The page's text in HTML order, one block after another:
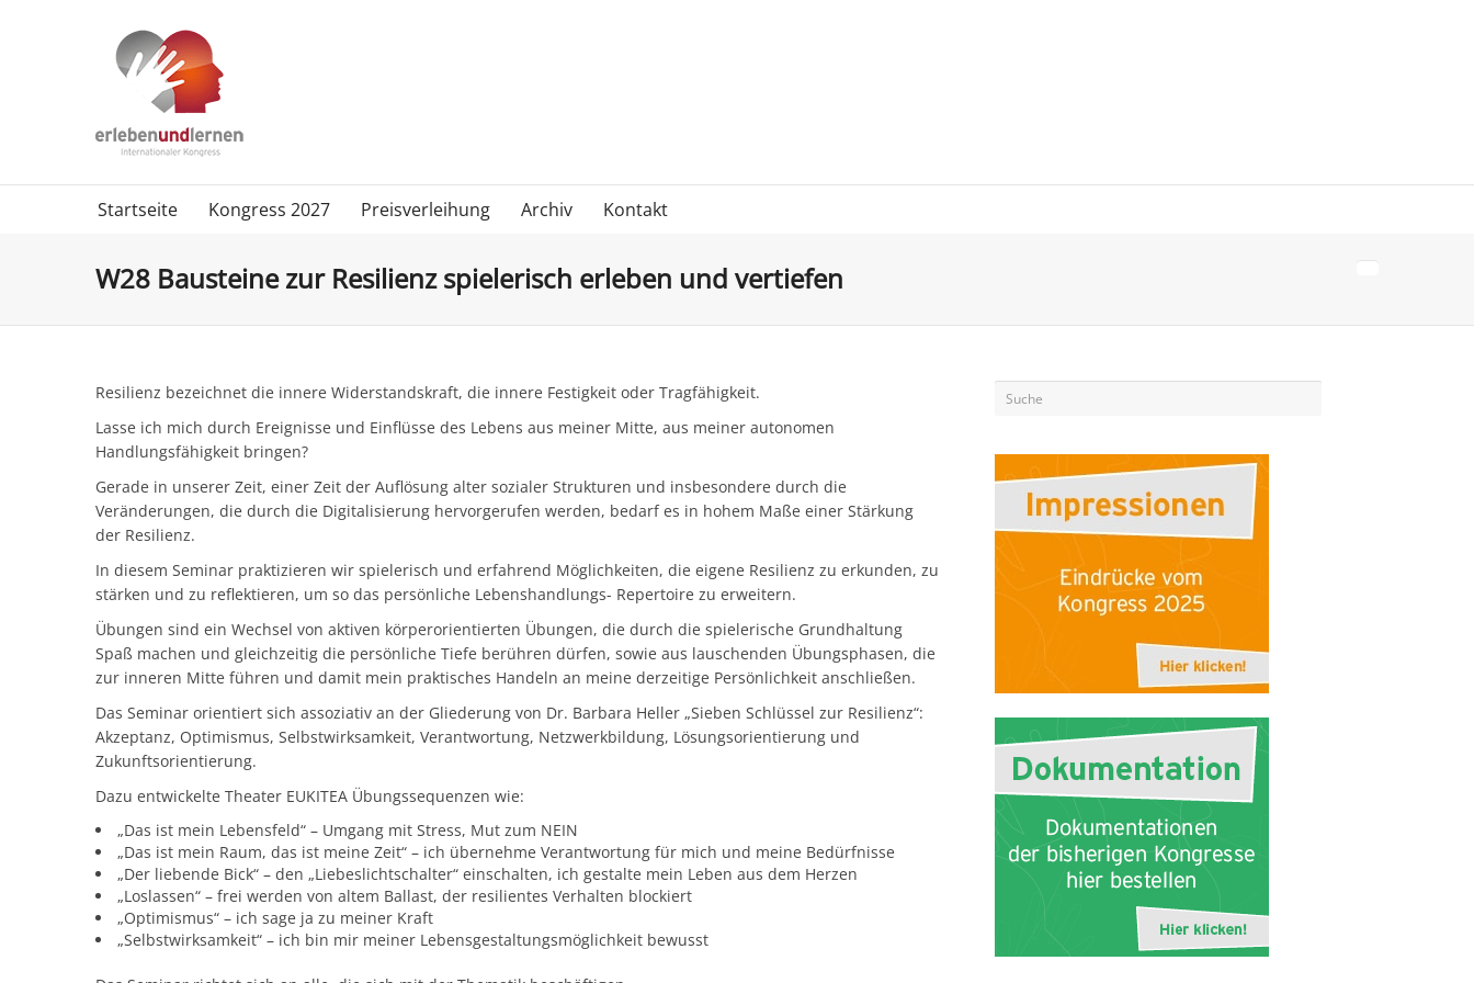
Startseite Kongress 2027 Preisverleihung Archiv Kontakt
W28 Bausteine zur Resilienz spielerisch erleben und vertiefen
Resilienz bezeichnet die innere Widerstandskraft, die innere Festigkeit oder Tragfähigkeit.
Lasse ich mich durch Ereignisse und Einflüsse des Lebens aus meiner Mitte, aus meiner autonomen
Handlungsfähigkeit bringen?
Gerade in unserer Zeit, einer Zeit der Auflösung alter sozialer Strukturen und insbesondere durch die
Veränderungen, die durch die Digitalisierung hervorgerufen werden, bedarf es in hohem Maße einer Stärkung
der Resilienz.
In diesem Seminar praktizieren wir spielerisch und erfahrend Möglichkeiten, die eigene Resilienz zu erkunden, zu
stärken und zu reflektieren, um so das persönliche Lebenshandlungs- Repertoire zu erweitern.
Übungen sind ein Wechsel von aktiven körperorientierten Übungen, die durch die spielerische Grundhaltung
Spaß machen und gleichzeitig die persönliche Tiefe berühren dürfen, sowie aus lauschenden Übungsphasen, die
zur inneren Mitte führen und damit mein praktisches Handeln an meine derzeitige Persönlichkeit anschließen.
Das Seminar orientiert sich assoziativ an der Gliederung von Dr. Barbara Heller „Sieben Schlüssel zur Resilienz“:
Akzeptanz, Optimismus, Selbstwirksamkeit, Verantwortung, Netzwerkbildung, Lösungsorientierung und
Zukunftsorientierung.
Dazu entwickelte Theater EUKITEA Übungssequenzen wie:
„Das ist mein Lebensfeld“ – Umgang mit Stress, Mut zum NEIN
„Das ist mein Raum, das ist meine Zeit“ – ich übernehme Verantwortung für mich und meine Bedürfnisse
„Der liebende Bick“ – den „Liebeslichtschalter“ einschalten, ich gestalte mein Leben aus dem Herzen
„Loslassen“ – frei werden von altem Ballast, der resilientes Verhalten blockiert
„Optimismus“ – ich sage ja zu meiner Kraft
„Selbstwirksamkeit“ – ich bin mir meiner Lebensgestaltungsmöglichkeit bewusst